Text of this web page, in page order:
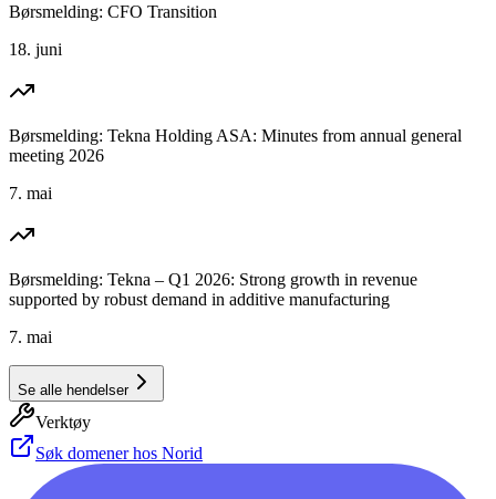
Børsmelding: CFO Transition
18. juni
Børsmelding: Tekna Holding ASA: Minutes from annual general
meeting 2026
7. mai
Børsmelding: Tekna – Q1 2026: Strong growth in revenue
supported by robust demand in additive manufacturing
7. mai
Se alle hendelser
Verktøy
Søk domener hos Norid